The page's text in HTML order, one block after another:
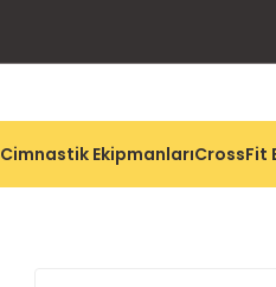
Cimnastik EkipmanlarıCrossFit